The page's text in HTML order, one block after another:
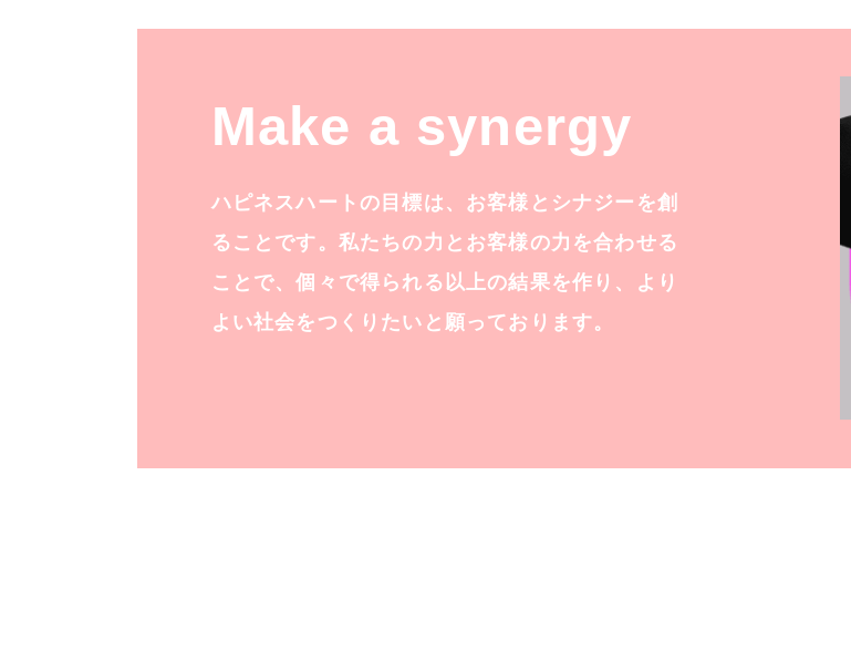
Make a synergy
ハピネスハートの目標は、お客様とシナジーを創
ることです。私たちの力とお客様の力を合わせる
ことで、個々で得られる以上の結果を作り、より
よい社会をつくりたいと願っております。